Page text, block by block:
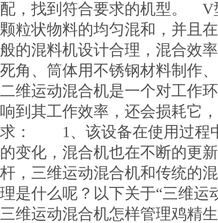
配，找到符合要求的机型。 V
颗粒状物料的均匀混和，并且
般的混料机设计合理，混合效
死角、筒体用不锈钢材料制
二维运动混合机是一个对工作
响到其工作效率，还会损耗
求： 1、该设备在使用过程中
的变化，混合机也在不断的更
杆，三维运动混合机和传统的
理是什么呢？以下关于“三维运
三维运动混合机怎样管理鸡精